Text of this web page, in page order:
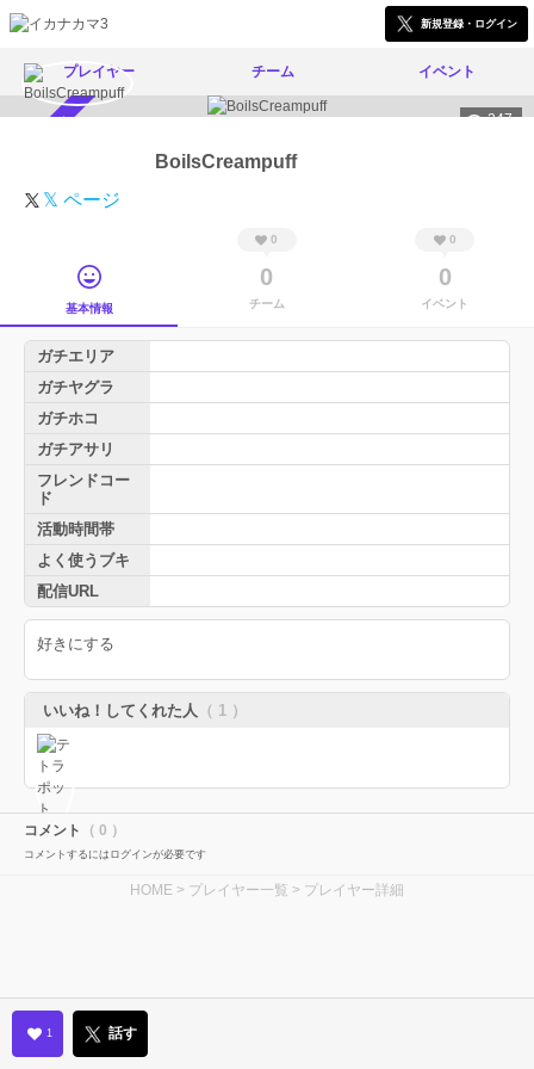
新規登録・ログイン
プレイヤー チーム イベント
247
BoilsCreampuff
𝕏 ページ
基本情報
0
0
チーム
0
0
イベント
ガチエリア
ガチヤグラ
ガチホコ
ガチアサリ
フレンドコー
ド
活動時間帯
よく使うブキ
配信URL
好きにする
いいね！してくれた人 （ 1 ）
コメント （ 0 ）
コメントするにはログインが必要です
HOME > プレイヤー一覧 > プレイヤー詳細
1 話す